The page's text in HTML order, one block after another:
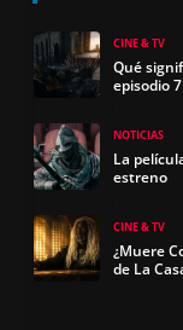
CINE & TV
Qué
episodio
NOTICIAS
La
estreno
CINE & TV
¿Muere
de La